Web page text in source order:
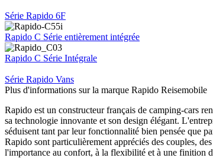
Série Rapido 6F
Rapido C Série entièrement intégrée
Rapido C Série Intégrale
Série Rapido Vans
Plus d'informations sur la marque Rapido Reisemobile
Rapido est un constructeur français de camping-cars
sa technologie innovante et son design élégant.
séduisent tant par leur fonctionnalité bien pensée que
Rapido sont particulièrement appréciés des couples,
l'importance au confort, à la flexibilité et à une finition